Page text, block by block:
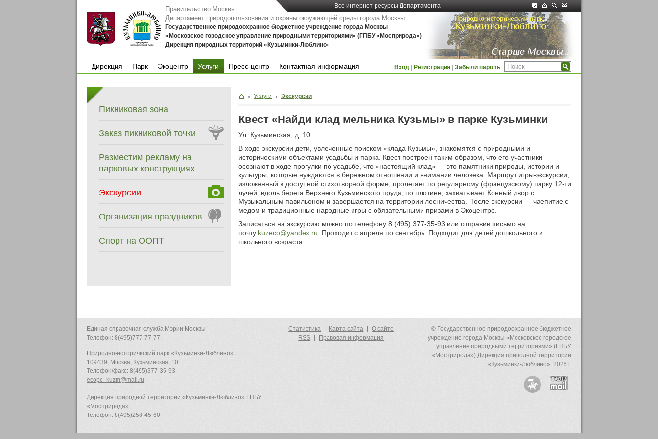
Все интернет-ресурсы Департамента
Правительство Москвы
Департамент природопользования и охраны окружающей среды города Москвы
Государственное природоохранное бюджетное учреждение города Москвы
«Московское городское управление природными территориями» (ГПБУ «Мосприрода»)
Дирекция природных территорий «Кузьминки-Люблино»
Дирекция
Парк
Экоцентр
Услуги
Пресс-центр
Контактная информация
Вход Регистрация Забыли пароль
Пикниковая зона
Заказ пикниковой точки
Разместим рекламу на
парковых конструкциях
Экскурсии
Организация праздников
Спорт на ООПТ
Услуги Экскурсии
Квест «Найди клад мельника Кузьмы» в парке Кузьминки
Ул. Кузьминская, д. 10
В ходе экскурсии дети, увлеченные поиском «клада Кузьмы», знакомятся с природными и
историческими объектами усадьбы и парка. Квест построен таким образом, что его участники
осознают в ходе прогулки по усадьбе, что «настоящий клад» — это памятники природы, истории и
культуры, которые нуждаются в бережном отношении и внимании человека. Маршрут игры-экскурсии,
изложенный в доступной стихотворной форме, пролегает по регулярному (французскому) парку 12-ти
лучей, вдоль берега Верхнего Кузьминского пруда, по плотине, захватывает Конный двор с
Музыкальным павильоном и завершается на территории лесничества. После экскурсии — чаепитие с
медом и традиционные народные игры с обязательными призами в Экоцентре.
Записаться на экскурсию можно по телефону 8 (495) 377-35-93 или отправив письмо на
почту kuzeco@yandex.ru . Проходит с апреля по сентябрь. Подходит для детей дошкольного и
школьного возраста.
Единая справочная служба Мэрии Москвы
Телефон: 8(495)777-77-77
Природно-исторический парк «Кузьминки-Люблино»
109439, Москва, Кузьминская, 10
Телефон/факс: 8(495)377-35-93
ecopc_kuzm@mail.ru
Дирекция природной территории «Кузьминки-Люблино» ГПБУ
«Мосприрода»
Телефон: 8(495)258-45-60
© Государственное природоохранное бюджетное
учреждение города Москвы «Московское городское
управление природными территориями» (ГПБУ
«Мосприрода») Дирекция природной территории
«Кузьминки-Люблино», 2026 г.
Статистика Карта сайта
О сайте
RSS
Правовая информация